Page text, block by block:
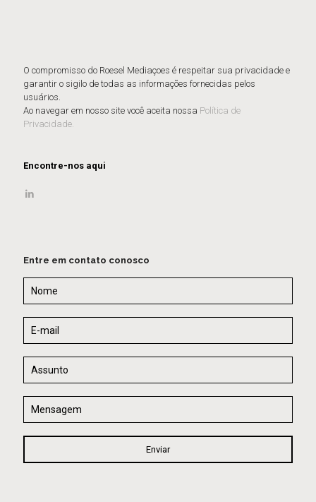
O compromisso do Roesel Mediaçoes é respeitar sua privacidade e
garantir o sigilo de todas as informações fornecidas pelos
usuários.
Ao navegar em nosso site você aceita nossa Política de
Privacidade.
Encontre-nos aqui
Entre em contato conosco